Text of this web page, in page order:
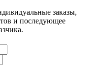
заказы,
и последующее